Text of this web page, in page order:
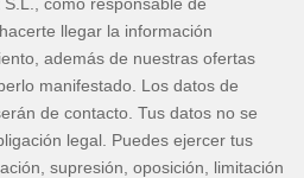
llegar la información
además de nuestras ofertas
manifestado. Los datos de
de contacto. Tus datos no se
legal. Puedes ejercer tus
supresión, oposición, limitación